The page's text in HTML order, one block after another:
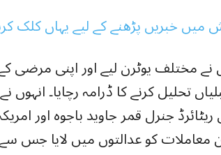
میں خبریں پڑھنے کے لیے یہاں کلک
نے مختلف یوٹرن لیے اور اپنی مرضی
تحلیل کرنے کا ڈرامہ رچایا۔
جنرل قمر جاوید باجوہ اور
معاملات کو عدالتوں میں لایا جس